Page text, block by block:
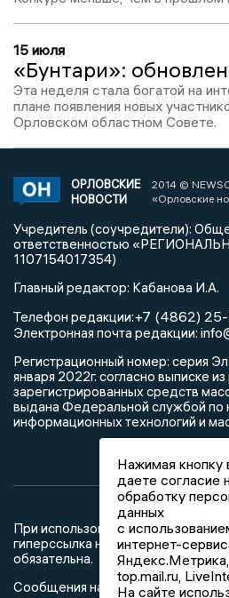
15 июля
Эта неделя стала богатой на
плане появления новых
Орловском областном Совете.
ОРЛОВСКИЕ
НОВОСТИ
2014 ©
«Орловские
Учредитель (соучредители):
ответственностью
1107154017354)
Главный редактор: Кабанова И.А.
Телефон редакции:+7 (4862)
Электронная почта редакции:
Регистрационный номер: серия
января 2022г. согласно выписке
зарегистрированных средств
выдана Федеральной службой по
информационных технологий и
При использовании любого
гиперссылка на Сетевое издание
обязательна.
Сообщения на сером фоне
Нажимая кнопку
даете согласие
обработку
данных
с
интернет-
Яндекс.Метрика,
top.mail.ru,
На сайте